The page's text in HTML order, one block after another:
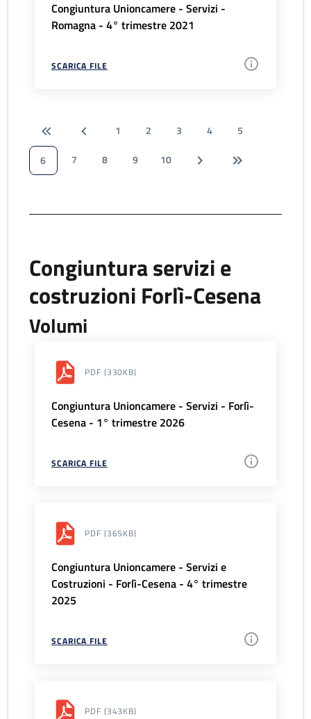
Congiuntura Unioncamere - Servizi -
Romagna - 4° trimestre 2021
SCARICA FILE
1 2 3 4
5
6
7 8 9 10
Congiuntura servizi e
costruzioni Forlì-Cesena
Volumi
PDF (330KB)
Congiuntura Unioncamere - Servizi - Forlì-
Cesena - 1° trimestre 2026
SCARICA FILE
PDF (365KB)
Congiuntura Unioncamere - Servizi e
Costruzioni - Forlì-Cesena - 4° trimestre
2025
SCARICA FILE
PDF (343KB)